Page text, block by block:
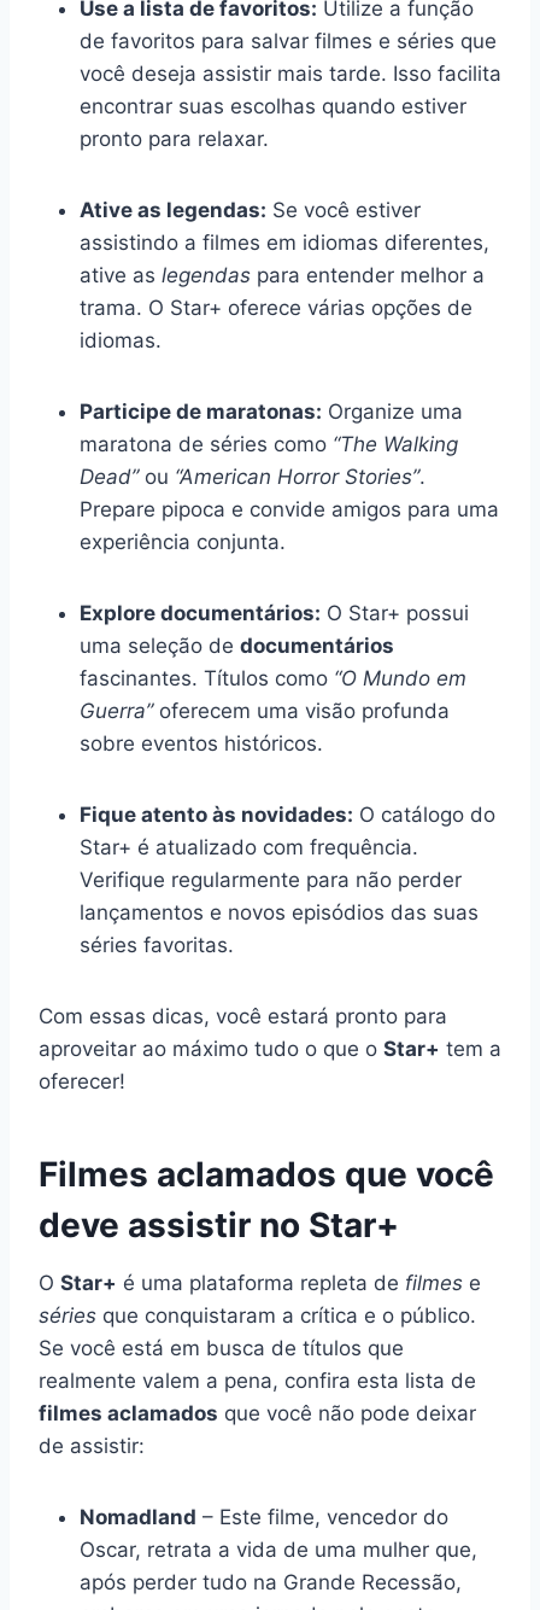
Use a lista de favoritos: Utilize a função
de favoritos para salvar filmes e séries que
você deseja assistir mais tarde. Isso facilita
encontrar suas escolhas quando estiver
pronto para relaxar.
Ative as legendas: Se você estiver
assistindo a filmes em idiomas diferentes,
ative as legendas para entender melhor a
trama. O Star+ oferece várias opções de
idiomas.
Participe de maratonas: Organize uma
maratona de séries como “The Walking
Dead”ou “American Horror Stories”.
Prepare pipoca e convide amigos para uma
experiência conjunta.
Explore documentários: O Star+ possui
uma seleção de documentários
fascinantes. Títulos como “O Mundo em
Guerra”oferecem uma visão profunda
sobre eventos históricos.
Fique atento às novidades: O catálogo do
Star+ é atualizado com frequência.
Verifique regularmente para não perder
lançamentos e novos episódios das suas
séries favoritas.
Com essas dicas, você estará pronto para
aproveitar ao máximo tudo o que o Star+ tem a
oferecer!
Filmes aclamados que você
deve assistir no Star+
O Star+ é uma plataforma repleta de filmes e
séries que conquistaram a crítica e o público.
Se você está em busca de títulos que
realmente valem a pena, confira esta lista de
filmes aclamados que você não pode deixar
de assistir:
Nomadland – Este filme, vencedor do
Oscar, retrata a vida de uma mulher que,
após perder tudo na Grande Recessão,